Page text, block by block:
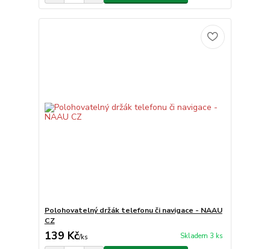
Polohovatelný držák telefonu či navigace - NAAU
CZ
139 Kč/ks Skladem 3 ks